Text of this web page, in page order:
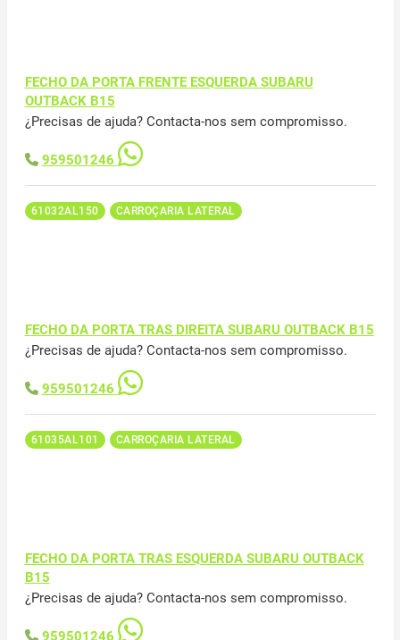
FECHO DA PORTA FRENTE ESQUERDA SUBARU
OUTBACK B15
¿Precisas de ajuda? Contacta-nos sem compromisso.
959501246
61032AL150 CARROÇARIA LATERAL
FECHO DA PORTA TRAS DIREITA SUBARU OUTBACK B15
¿Precisas de ajuda? Contacta-nos sem compromisso.
959501246
61035AL101 CARROÇARIA LATERAL
FECHO DA PORTA TRAS ESQUERDA SUBARU OUTBACK
B15
¿Precisas de ajuda? Contacta-nos sem compromisso.
959501246